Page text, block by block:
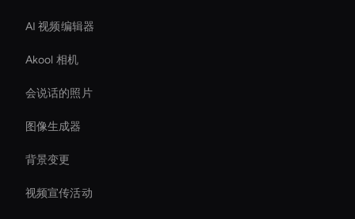
AI 视频编辑器
Akool 相机
会说话的照片
图像生成器
背景变更
视频宣传活动